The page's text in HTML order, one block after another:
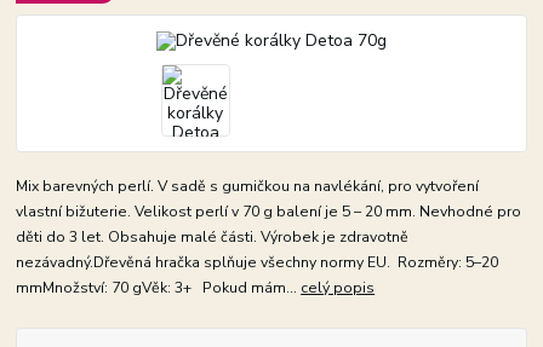
Mix barevných perlí. V sadě s gumičkou na navlékání, pro vytvoření
vlastní bižuterie. Velikost perlí v 70 g balení je 5 – 20 mm. Nevhodné pro
děti do 3 let. Obsahuje malé části. Výrobek je zdravotně
nezávadný.Dřevěná hračka splňuje všechny normy EU. Rozměry: 5–20
mmMnožství: 70 gVěk: 3+ Pokud mám... celý popis